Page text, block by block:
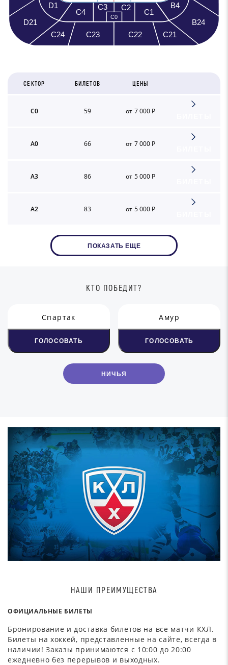
B4
C1
C2
C3
C4
D1
C0
B24
C21
C22
C23
C24
D21
СЕКТОР БИЛЕТОВ ЦЕНЫ
C0 59 от 7 000 Р
A0 66 от 7 000 Р
A3 86 от 5 000 Р
A2 83 от 5 000 Р
ПОКАЗАТЬ ЕЩЕ
КТО ПОБЕДИТ?
Спартак
ГОЛОСОВАТЬ
НИЧЬЯ
Амур
ГОЛОСОВАТЬ
НАШИ ПРЕИМУЩЕСТВА
ОФИЦИАЛЬНЫЕ БИЛЕТЫ
Бронирование и доставка билетов на все матчи КХЛ.
Билеты на хоккей, представленные на сайте, всегда в
наличии! Заказы принимаются с 10:00 до 20:00
ежедневно без перерывов и выходных.